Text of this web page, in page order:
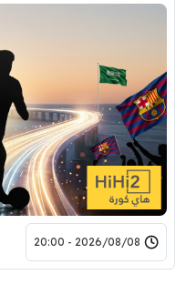
2026/08/08 - 20:00